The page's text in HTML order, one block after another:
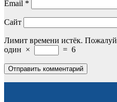
Email *
Сайт
Лимит времени истёк.
один × = 6